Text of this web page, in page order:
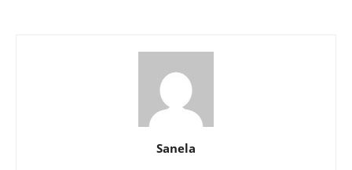
Sanela